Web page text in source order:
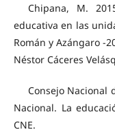
Chipana, M.
educativa en las
Román y Azángaro -
Néstor Cáceres
Consejo Nacional
Nacional. La
CNE.